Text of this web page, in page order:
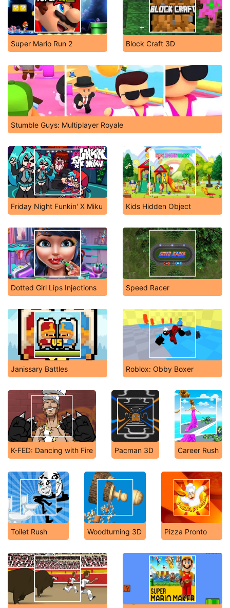
Super Mario Run 2 Block Craft 3D
Stumble Guys: Multiplayer Royale
Friday Night Funkin' X Miku Kids Hidden Object
Dotted Girl Lips Injections Speed Racer
Janissary Battles Roblox: Obby Boxer
K-FED: Dancing with Fire Pacman 3D Career Rush
Toilet Rush Woodturning 3D Pizza Pronto